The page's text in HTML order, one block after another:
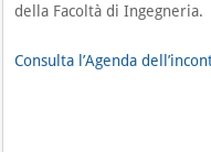
della Facoltà di Ingegneria.
Consulta l’Agenda